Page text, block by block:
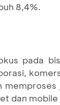
8,4%.
pada
dan